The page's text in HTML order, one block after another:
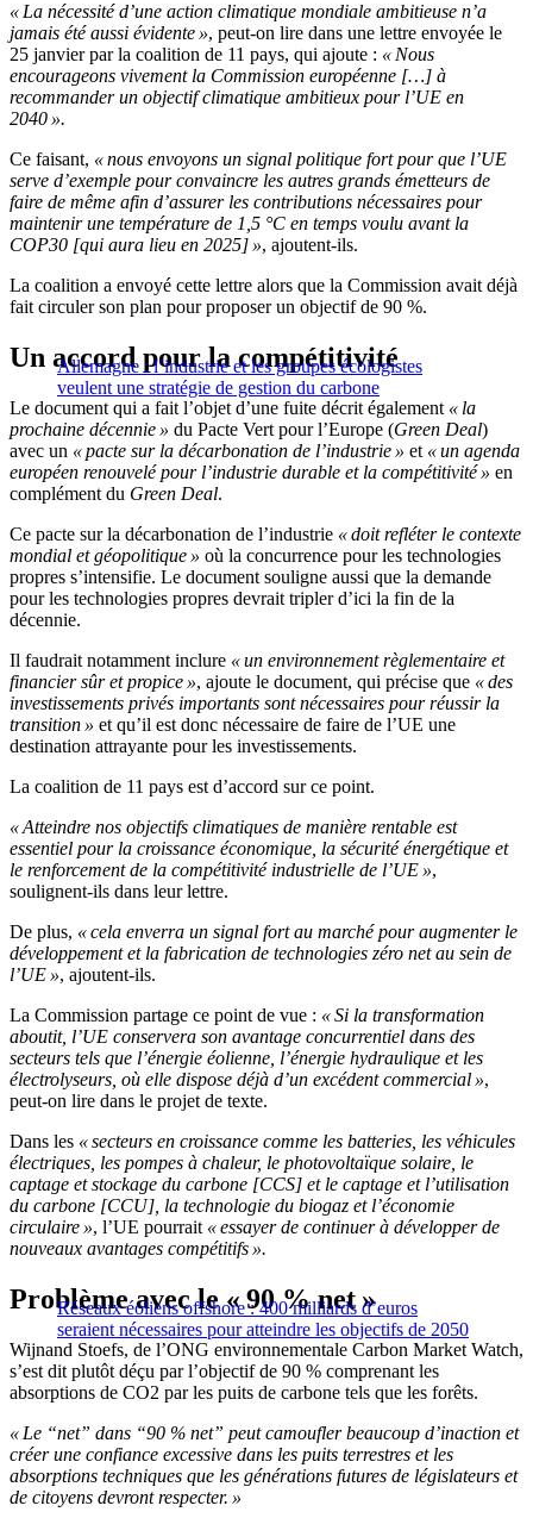
« La nécessité d’une action climatique mondiale ambitieuse n’a
jamais été aussi évidente », peut-on lire dans une lettre envoyée le
25 janvier par la coalition de 11 pays, qui ajoute : « Nous
encourageons vivement la Commission européenne […] à
recommander un objectif climatique ambitieux pour l’UE en
2040 ».
Ce faisant, « nous envoyons un signal politique fort pour que l’UE
serve d’exemple pour convaincre les autres grands émetteurs de
faire de même afin d’assurer les contributions nécessaires pour
maintenir une température de 1,5 °C en temps voulu avant la
COP30 [qui aura lieu en 2025] », ajoutent-ils.
La coalition a envoyé cette lettre alors que la Commission avait déjà
fait circuler son plan pour proposer un objectif de 90 %.
Allemagne : l’industrie et les groupes écologistes
veulent une stratégie de gestion du carbone
Un accord pour la compétitivité
Le document qui a fait l’objet d’une fuite décrit également « la
prochaine décennie » du Pacte Vert pour l’Europe (Green Deal)
avec un « pacte sur la décarbonation de l’industrie » et « un agenda
européen renouvelé pour l’industrie durable et la compétitivité » en
complément du Green Deal.
Ce pacte sur la décarbonation de l’industrie « doit refléter le contexte
mondial et géopolitique » où la concurrence pour les technologies
propres s’intensifie. Le document souligne aussi que la demande
pour les technologies propres devrait tripler d’ici la fin de la
décennie.
Il faudrait notamment inclure « un environnement règlementaire et
financier sûr et propice », ajoute le document, qui précise que « des
investissements privés importants sont nécessaires pour réussir la
transition » et qu’il est donc nécessaire de faire de l’UE une
destination attrayante pour les investissements.
La coalition de 11 pays est d’accord sur ce point.
« Atteindre nos objectifs climatiques de manière rentable est
essentiel pour la croissance économique, la sécurité énergétique et
le renforcement de la compétitivité industrielle de l’UE »,
soulignent-ils dans leur lettre.
De plus, « cela enverra un signal fort au marché pour augmenter le
développement et la fabrication de technologies zéro net au sein de
l’UE », ajoutent-ils.
La Commission partage ce point de vue : « Si la transformation
aboutit, l’UE conservera son avantage concurrentiel dans des
secteurs tels que l’énergie éolienne, l’énergie hydraulique et les
électrolyseurs, où elle dispose déjà d’un excédent commercial »,
peut-on lire dans le projet de texte.
Dans les « secteurs en croissance comme les batteries, les véhicules
électriques, les pompes à chaleur, le photovoltaïque solaire, le
captage et stockage du carbone [CCS] et le captage et l’utilisation
du carbone [CCU], la technologie du biogaz et l’économie
circulaire », l’UE pourrait « essayer de continuer à développer de
nouveaux avantages compétitifs ».
Réseaux éoliens offshore : 400 milliards d’euros
seraient nécessaires pour atteindre les objectifs de 2050
Problème avec le « 90 % net »
Wijnand Stoefs, de l’ONG environnementale Carbon Market Watch,
s’est dit plutôt déçu par l’objectif de 90 % comprenant les
absorptions de CO2 par les puits de carbone tels que les forêts.
« Le “net” dans “90 % net” peut camoufler beaucoup d’inaction et
créer une confiance excessive dans les puits terrestres et les
absorptions techniques que les générations futures de législateurs et
de citoyens devront respecter. »